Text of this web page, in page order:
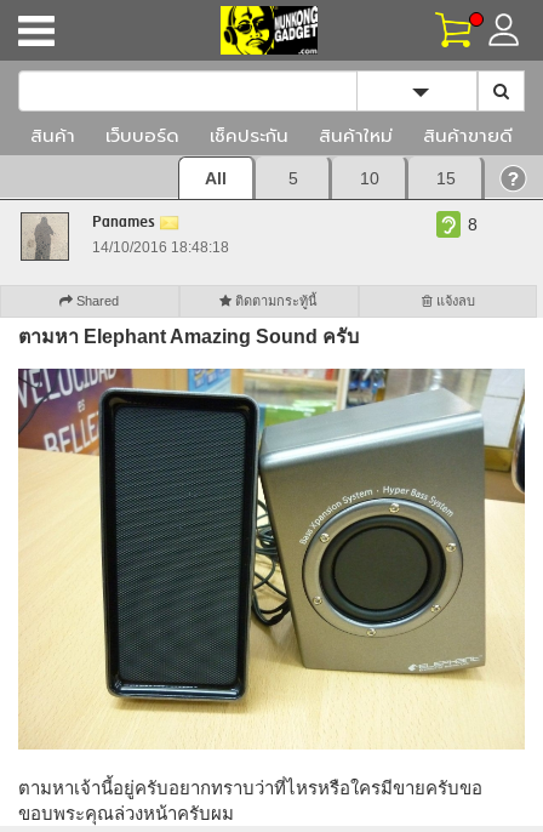
Toggle
สินค้า เว็บบอร์ด เช็คประกัน สินค้าใหม่ สินค้าขายดี
All 5 10 15
Panames
14/10/2016 18:48:18
8
Shared ติดตามกระทู้นี้ แจ้งลบ
ตามหา Elephant Amazing Sound ครับ
ตามหาเจ้านี้อยู่ครับอยากทราบว่าที่ไหรหรือใครมีขายครับขอ
ขอบพระคุณล่วงหน้าครับผม